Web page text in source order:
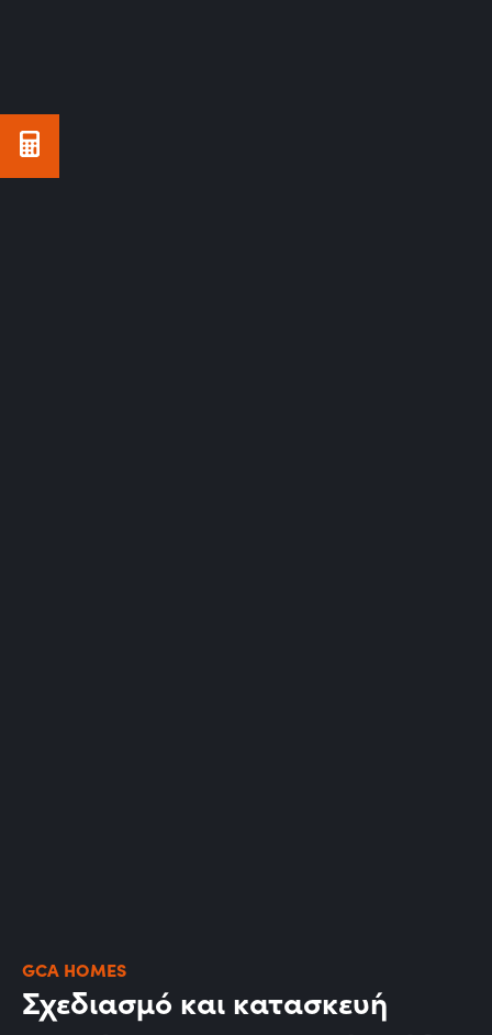
GCA HOMES
Σχεδιασμό και κατασκευή